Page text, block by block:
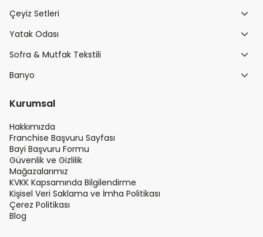
Çeyiz Setleri
Yatak Odası
Sofra & Mutfak Tekstili
Banyo
Kurumsal
Hakkımızda
Franchise Başvuru Sayfası
Bayi Başvuru Formu
Güvenlik ve Gizlilik
Mağazalarımız
KVKK Kapsamında Bilgilendirme
Kişisel Veri Saklama ve İmha Politikası
Çerez Politikası
Blog